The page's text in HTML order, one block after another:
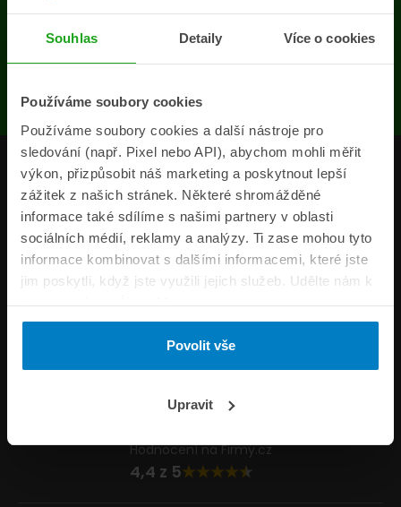
Souhlas Detaily Více o cookies
Používáme soubory cookies
Používáme soubory cookies a další nástroje pro
sledování (např. Pixel nebo API), abychom mohli měřit
výkon, přizpůsobit náš marketing a poskytnout lepší
zážitek z našich stránek. Některé shromážděné
informace také sdílíme s našimi partnery v oblasti
sociálních médií, reklamy a analýzy. Ti zase mohou tyto
informace kombinovat s dalšími informacemi, které jste
jim poskytli, když jste využili jejich služeb. Udělte nám k
tomu prosím svůj souhlas.
Povolit vše
Upravit
chyba
Produkty
Pojišťovny
Informace
ePojisteni.cz
Formuláře
Napište nám
Hodnocení na Firmy.cz
4,4 z 5